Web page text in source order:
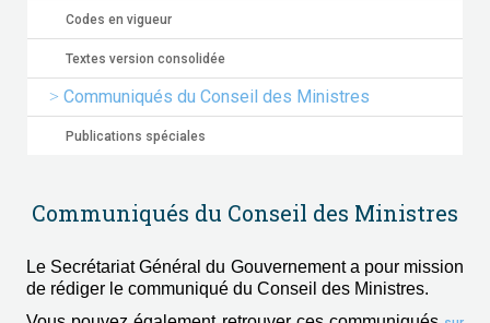
Codes en vigueur
Textes version consolidée
Communiqués du Conseil des Ministres
Publications spéciales
Communiqués du Conseil des Ministres
Le Secrétariat Général du Gouvernement a pour mission
de rédiger le communiqué du Conseil des Ministres.